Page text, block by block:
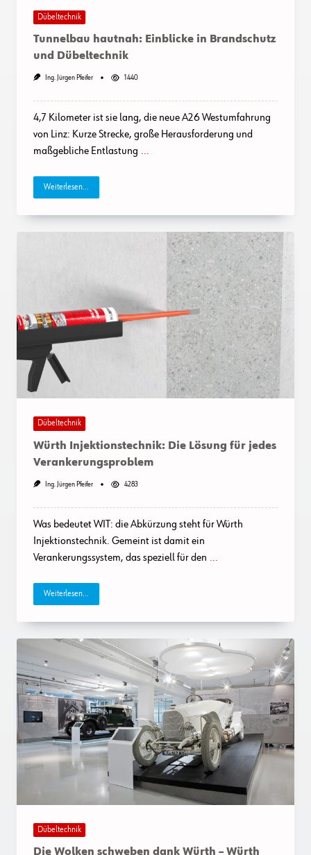
Dübeltechnik
Tunnelbau hautnah: Einblicke in Brandschutz
und Dübeltechnik
Ing. Jürgen Pfeifer 1440
4,7 Kilometer ist sie lang, die neue A26 Westumfahrung
von Linz: Kurze Strecke, große Herausforderung und
maßgebliche Entlastung ...
Weiterlesen...
Dübeltechnik
Würth Injektionstechnik: Die Lösung für jedes
Verankerungsproblem
Ing. Jürgen Pfeifer 4283
Was bedeutet WIT: die Abkürzung steht für Würth
Injektionstechnik. Gemeint ist damit ein
Verankerungssystem, das speziell für den ...
Weiterlesen...
Dübeltechnik
Die Wolken schweben dank Würth – Würth